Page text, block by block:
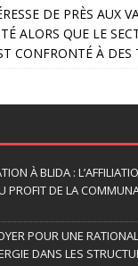
DE PRÈS AUX
ALORS QUE LE
CONFRONTÉ À DES
À BLIDA :
PROFIT DE LA
POUR UNE
DANS LES